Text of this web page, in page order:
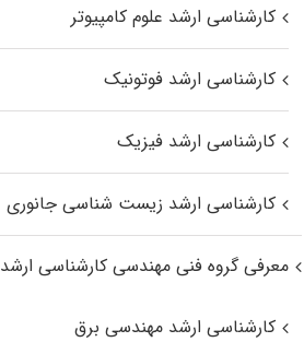
کارشناسی ارشد علوم کامپیوتر
کارشناسی ارشد فوتونیک
کارشناسی ارشد فیزیک
کارشناسی ارشد زیست‌ شناسی جانوری
معرفی گروه فنی مهندسی کارشناسی ارشد
کارشناسی ارشد مهندسی برق